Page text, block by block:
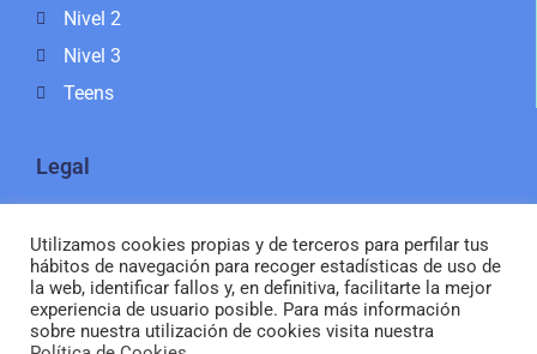
Nivel 2
Nivel 3
Teens
Legal
Política de Cookies
Aviso legal
Utilizamos cookies propias y de terceros para perfilar tus
hábitos de navegación para recoger estadísticas de uso de
la web, identificar fallos y, en definitiva, facilitarte la mejor
experiencia de usuario posible. Para más información
sobre nuestra utilización de cookies visita nuestra